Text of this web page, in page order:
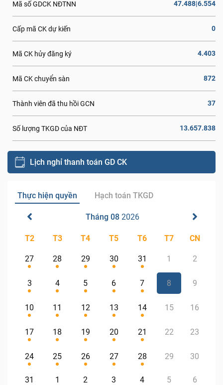
Mã số GDCK NĐTNN 47.488|6.554
Cấp mã CK dự kiến 0
Mã CK hủy đăng ký 4.403
Mã CK chuyển sàn 872
Thành viên đã thu hồi GCN 37
Số lượng TKGD của NĐT 13.657.838
Lịch nghỉ thanh toán GD CK
Thực hiện quyền Hạch toán TKGD
Tháng 08 2026
T2 T3 T4 T5 T6 T7 CN
27 28 29 30 31 1 2
3 4 5 6 7 8 9
10 11 12 13 14 15 16
17 18 19 20 21 22 23
24 25 26 27 28 29 30
31 1 2 3 4 5 6